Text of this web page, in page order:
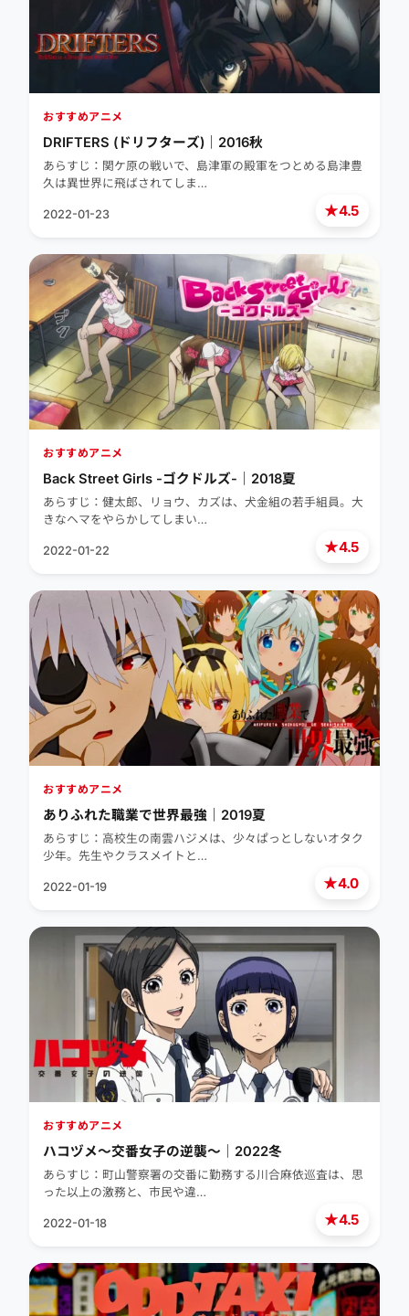
★4.5
おすすめアニメ
DRIFTERS (ドリフターズ)｜2016秋
あらすじ：関ケ原の戦いで、島津軍の殿軍をつとめる島津豊
久は異世界に飛ばされてしま…
2022-01-23
★4.5
おすすめアニメ
Back Street Girls -ゴクドルズ-｜2018夏
あらすじ：健太郎、リョウ、カズは、犬金組の若手組員。大
きなヘマをやらかしてしまい…
2022-01-22
★4.0
おすすめアニメ
ありふれた職業で世界最強｜2019夏
あらすじ：高校生の南雲ハジメは、少々ぱっとしないオタク
少年。先生やクラスメイトと…
2022-01-19
★4.5
おすすめアニメ
ハコヅメ〜交番女子の逆襲〜｜2022冬
あらすじ：町山警察署の交番に勤務する川合麻依巡査は、思
った以上の激務と、市民や違…
2022-01-18